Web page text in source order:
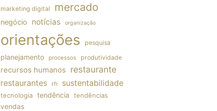
marketing digital mercado
negócio notícias organização
orientações pesquisa
planejamento processos produtividade
recursos humanos restaurante
restaurantes rh sustentabilidade
tecnologia tendência tendências
vendas